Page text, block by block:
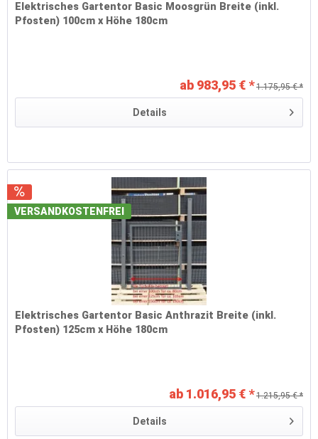
Elektrisches Gartentor Basic Moosgrün Breite (inkl.
Pfosten) 100cm x Höhe 180cm
ab 983,95 € * 1.175,95 € *
Details
VERSANDKOSTENFREI
Elektrisches Gartentor Basic Anthrazit Breite (inkl.
Pfosten) 125cm x Höhe 180cm
ab 1.016,95 € * 1.215,95 € *
Details